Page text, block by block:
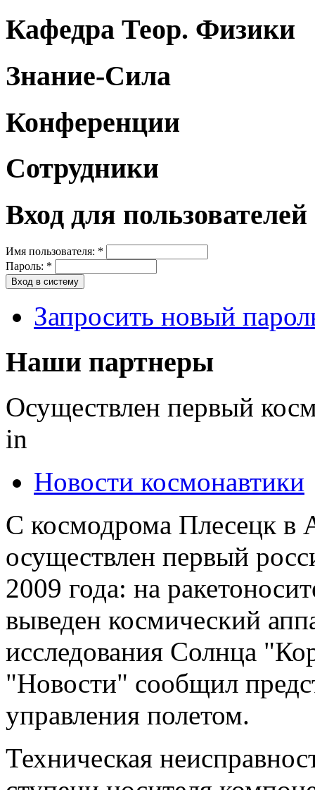
Кафедра Теор. Физики
Знание-Сила
Конференции
Сотрудники
Вход для пользователей
Имя пользователя: *
Пароль: *
Запросить новый
Наши партнеры
Осуществлен первый
in
Новости космонавтики
С космодрома Плесецк в
осуществлен первый
2009 года: на
выведен космический
исследования Солнца
"Новости" сообщил
управления полетом.
Техническая